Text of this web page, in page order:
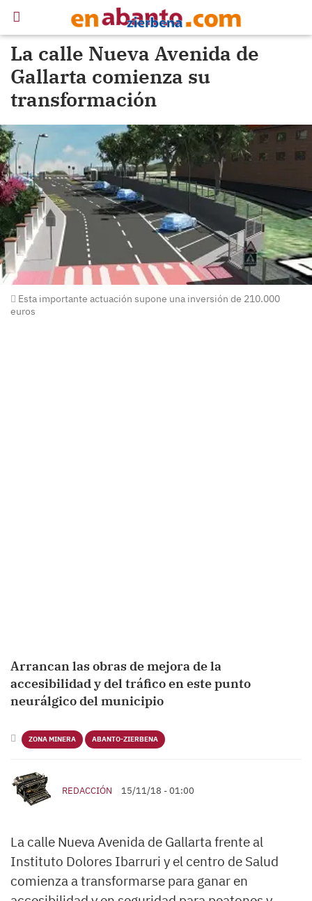
La calle Nueva Avenida de
Gallarta comienza su
transformación
Esta importante actuación supone una inversión de 210.000
euros
Arrancan las obras de mejora de la
accesibilidad y del tráfico en este punto
neurálgico del municipio
ZONA MINERA ABANTO-ZIERBENA
REDACCIÓN 15/11/18 - 01:00
La calle Nueva Avenida de Gallarta frente al
Instituto Dolores Ibarruri y el centro de Salud
comienza a transformarse para ganar en